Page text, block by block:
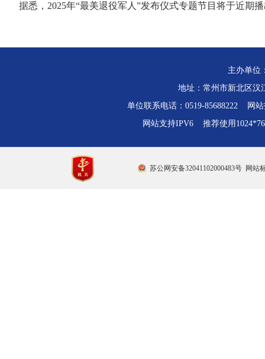
据悉，2025年“最美退役军人”发布仪式专题节目将于近期
主办单位
地址：常州市新北区
单位联系电话：0519-85688222 网站
网站支持IPV6 推荐使用
苏公网安备32041102000483号 网站